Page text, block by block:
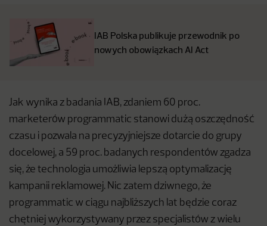
IAB Polska publikuje przewodnik po
nowych obowiązkach AI Act
Jak wynika z badania IAB, zdaniem 60 proc.
marketerów programmatic stanowi dużą oszczędność
czasu i pozwala na precyzyjniejsze dotarcie do grupy
docelowej, a 59 proc. badanych respondentów zgadza
się, że technologia umożliwia lepszą optymalizację
kampanii reklamowej. Nic zatem dziwnego, że
programmatic w ciągu najbliższych lat będzie coraz
chętniej wykorzystywany przez specjalistów z wielu